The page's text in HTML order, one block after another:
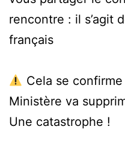
rencontre : il s’agit
français
Cela se
Ministère va
Une catastrophe !